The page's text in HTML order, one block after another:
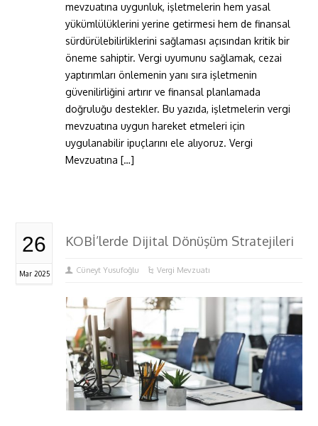
mevzuatına uygunluk, işletmelerin hem yasal
yükümlülüklerini yerine getirmesi hem de finansal
sürdürülebilirliklerini sağlaması açısından kritik bir
öneme sahiptir. Vergi uyumunu sağlamak, cezai
yaptırımları önlemenin yanı sıra işletmenin
güvenilirliğini artırır ve finansal planlamada
doğruluğu destekler. Bu yazıda, işletmelerin vergi
mevzuatına uygun hareket etmeleri için
uygulanabilir ipuçlarını ele alıyoruz. Vergi
Mevzuatına […]
26
Mar 2025
KOBİ’lerde Dijital Dönüşüm Stratejileri
Cüneyt Yusufoğlu Vergi Mevzuatı